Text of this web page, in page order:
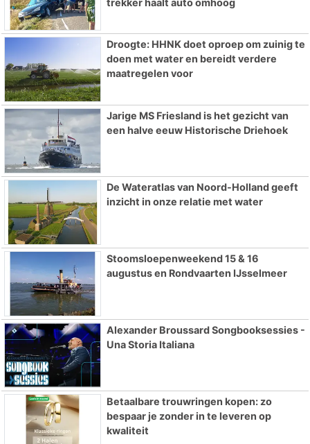
Droogte: HHNK doet oproep om zuinig te
doen met water en bereidt verdere
maatregelen voor
Jarige MS Friesland is het gezicht van
een halve eeuw Historische Driehoek
De Wateratlas van Noord-Holland geeft
inzicht in onze relatie met water
Stoomsloepenweekend 15 & 16
augustus en Rondvaarten IJsselmeer
Alexander Broussard Songbooksessies -
Una Storia Italiana
Betaalbare trouwringen kopen: zo
bespaar je zonder in te leveren op
kwaliteit